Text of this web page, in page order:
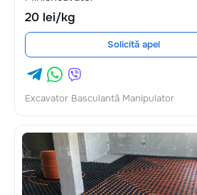
20 lei/kg
Solicită apel
Excavator Basculantă Manipulator